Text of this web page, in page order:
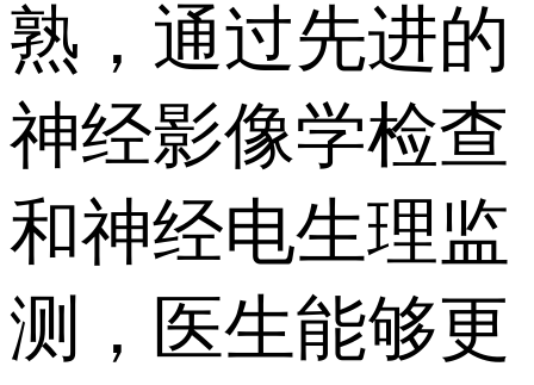
熟，通过先进的
神经影像学检查
和神经电生理监
测，医生能够更